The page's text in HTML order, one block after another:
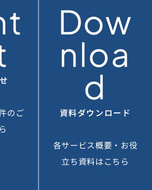
のご
Dow
nloa
d
資料ダウンロード
各サービス概要・お役
立ち資料はこちら